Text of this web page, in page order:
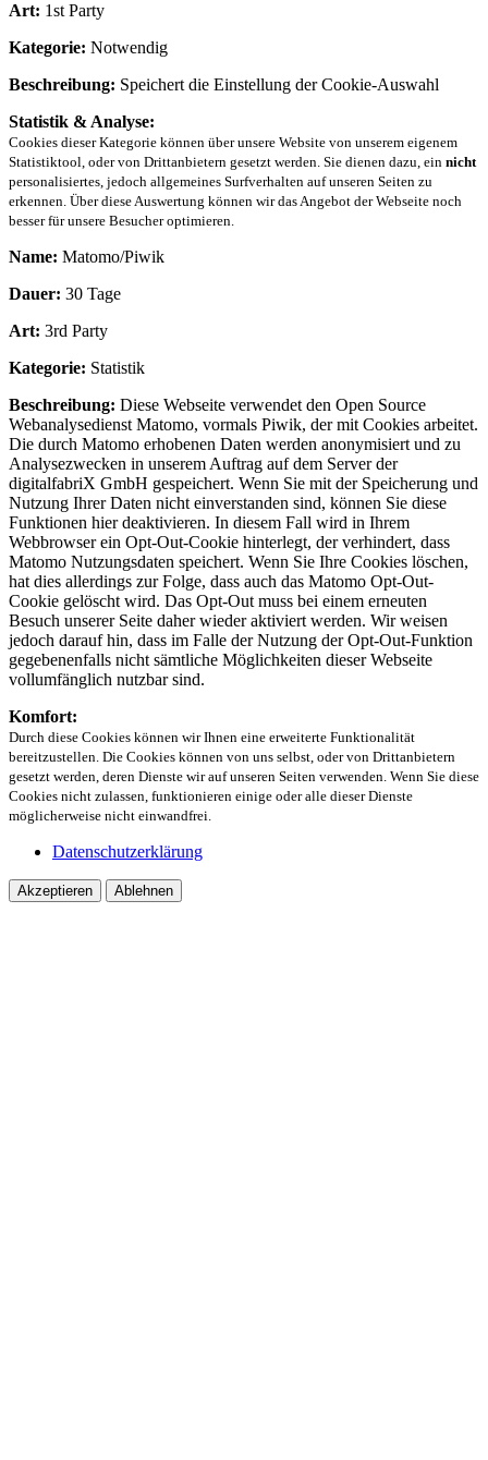
Art: 1st Party
Kategorie: Notwendig
Beschreibung: Speichert die Einstellung der Cookie-Auswahl
Statistik & Analyse:
Cookies dieser Kategorie können über unsere Website von unserem eigenem
Statistiktool, oder von Drittanbietern gesetzt werden. Sie dienen dazu, ein nicht
personalisiertes, jedoch allgemeines Surfverhalten auf unseren Seiten zu
erkennen. Über diese Auswertung können wir das Angebot der Webseite noch
besser für unsere Besucher optimieren.
Name: Matomo/Piwik
Dauer: 30 Tage
Art: 3rd Party
Kategorie: Statistik
Beschreibung: Diese Webseite verwendet den Open Source
Webanalysedienst Matomo, vormals Piwik, der mit Cookies arbeitet.
Die durch Matomo erhobenen Daten werden anonymisiert und zu
Analysezwecken in unserem Auftrag auf dem Server der
digitalfabriX GmbH gespeichert. Wenn Sie mit der Speicherung und
Nutzung Ihrer Daten nicht einverstanden sind, können Sie diese
Funktionen hier deaktivieren. In diesem Fall wird in Ihrem
Webbrowser ein Opt-Out-Cookie hinterlegt, der verhindert, dass
Matomo Nutzungsdaten speichert. Wenn Sie Ihre Cookies löschen,
hat dies allerdings zur Folge, dass auch das Matomo Opt-Out-
Cookie gelöscht wird. Das Opt-Out muss bei einem erneuten
Besuch unserer Seite daher wieder aktiviert werden. Wir weisen
jedoch darauf hin, dass im Falle der Nutzung der Opt-Out-Funktion
gegebenenfalls nicht sämtliche Möglichkeiten dieser Webseite
vollumfänglich nutzbar sind.
Komfort:
Durch diese Cookies können wir Ihnen eine erweiterte Funktionalität
bereitzustellen. Die Cookies können von uns selbst, oder von Drittanbietern
gesetzt werden, deren Dienste wir auf unseren Seiten verwenden. Wenn Sie diese
Cookies nicht zulassen, funktionieren einige oder alle dieser Dienste
möglicherweise nicht einwandfrei.
Datenschutzerklärung
Akzeptieren Ablehnen